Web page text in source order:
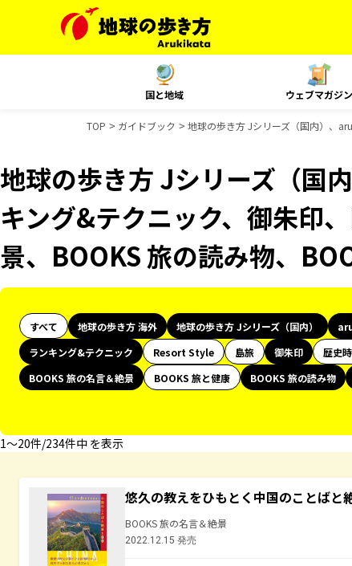
国と地域 ウェブマガジン
TOP ガイドブック 地球の歩き方 Jシリーズ（国内）、
地球の歩き方 Jシリーズ（国
キング&テクニック、御朱印
景、BOOKS 旅の読み物、
すべて 地球の歩き方 海外 地球の歩き方 Jシリーズ（国内）
ランキング&テクニック
Resort Style 島旅 御朱印 歴史
BOOKS 旅の名言＆絶景
BOOKS 旅と健康 BOOKS 旅の読み物
1〜20件/234件中 を表示
悠久の教えをひもとく中国のことばと
BOOKS 旅の名言＆絶景
2022.12.15 発売